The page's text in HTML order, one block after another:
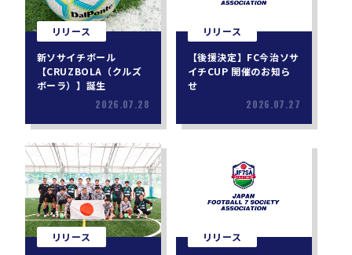
リリース
新ソサイチボール
【CRUZBOLA（クルズ
ボーラ）】誕生
2026.07.28
リリース
【後援決定】FC今治ソサ
イチCUP 開催のお知ら
せ
2026.07.27
リリース
リリース